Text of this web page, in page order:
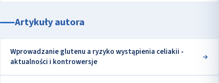
Artykuły autora
Wprowadzanie glutenu a ryzyko wystąpienia celiakii -
aktualności i kontrowersje